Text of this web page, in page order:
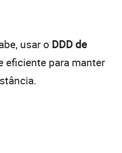
usar o DDD de
eficiente para manter